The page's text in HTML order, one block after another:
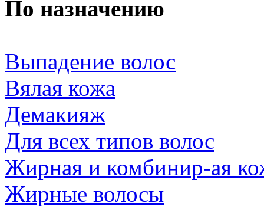
По назначению
Выпадение волос
Вялая кожа
Демакияж
Для всех типов волос
Жирная и комбинир-ая
Жирные волосы